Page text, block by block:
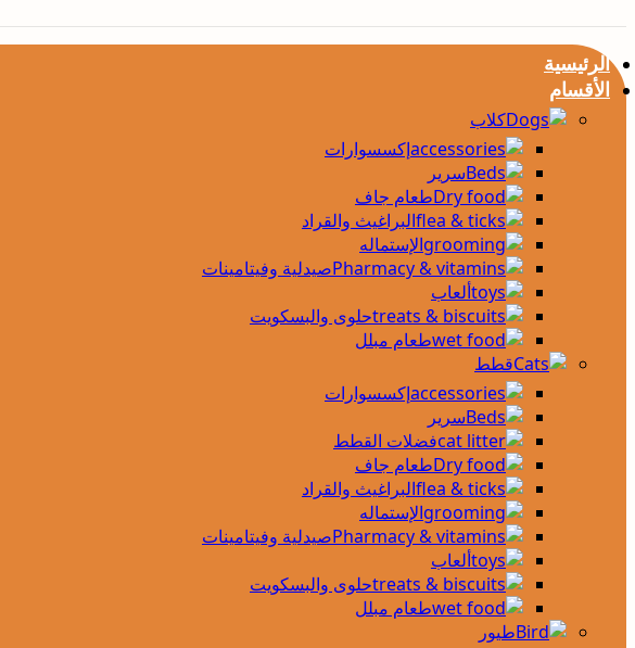
الرئيسية
الأقسام
كلاب
إكسسوارات
سرير
طعام جاف
البراغيث والقراد
الإستماله
صيدلية وفيتامينات
ألعاب
حلوى والبسكويت
طعام مبلل
قطط
إكسسوارات
سرير
فضلات القطط
طعام جاف
البراغيث والقراد
الإستماله
صيدلية وفيتامينات
ألعاب
حلوى والبسكويت
طعام مبلل
طيور